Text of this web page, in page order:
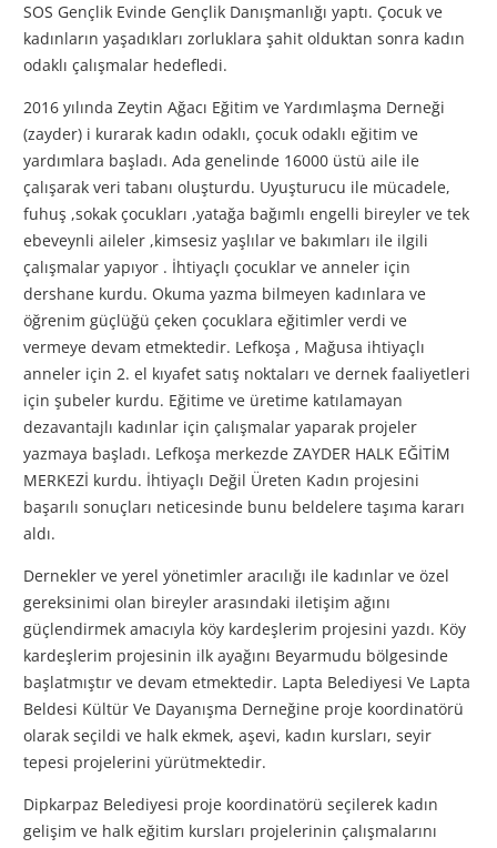
SOS Gençlik Evinde Gençlik Danışmanlığı yaptı. Çocuk ve
kadınların yaşadıkları zorluklara şahit olduktan sonra kadın
odaklı çalışmalar hedefledi.
2016 yılında Zeytin Ağacı Eğitim ve Yardımlaşma Derneği
(zayder) i kurarak kadın odaklı, çocuk odaklı eğitim ve
yardımlara başladı. Ada genelinde 16000 üstü aile ile
çalışarak veri tabanı oluşturdu. Uyuşturucu ile mücadele,
fuhuş ,sokak çocukları ,yatağa bağımlı engelli bireyler ve tek
ebeveynli aileler ,kimsesiz yaşlılar ve bakımları ile ilgili
çalışmalar yapıyor . İhtiyaçlı çocuklar ve anneler için
dershane kurdu. Okuma yazma bilmeyen kadınlara ve
öğrenim güçlüğü çeken çocuklara eğitimler verdi ve
vermeye devam etmektedir. Lefkoşa , Mağusa ihtiyaçlı
anneler için 2. el kıyafet satış noktaları ve dernek faaliyetleri
için şubeler kurdu. Eğitime ve üretime katılamayan
dezavantajlı kadınlar için çalışmalar yaparak projeler
yazmaya başladı. Lefkoşa merkezde ZAYDER HALK EĞİTİM
MERKEZİ kurdu. İhtiyaçlı Değil Üreten Kadın projesini
başarılı sonuçları neticesinde bunu beldelere taşıma kararı
aldı.
Dernekler ve yerel yönetimler aracılığı ile kadınlar ve özel
gereksinimi olan bireyler arasındaki iletişim ağını
güçlendirmek amacıyla köy kardeşlerim projesini yazdı. Köy
kardeşlerim projesinin ilk ayağını Beyarmudu bölgesinde
başlatmıştır ve devam etmektedir. Lapta Belediyesi Ve Lapta
Beldesi Kültür Ve Dayanışma Derneğine proje koordinatörü
olarak seçildi ve halk ekmek, aşevi, kadın kursları, seyir
tepesi projelerini yürütmektedir.
Dipkarpaz Belediyesi proje koordinatörü seçilerek kadın
gelişim ve halk eğitim kursları projelerinin çalışmalarını